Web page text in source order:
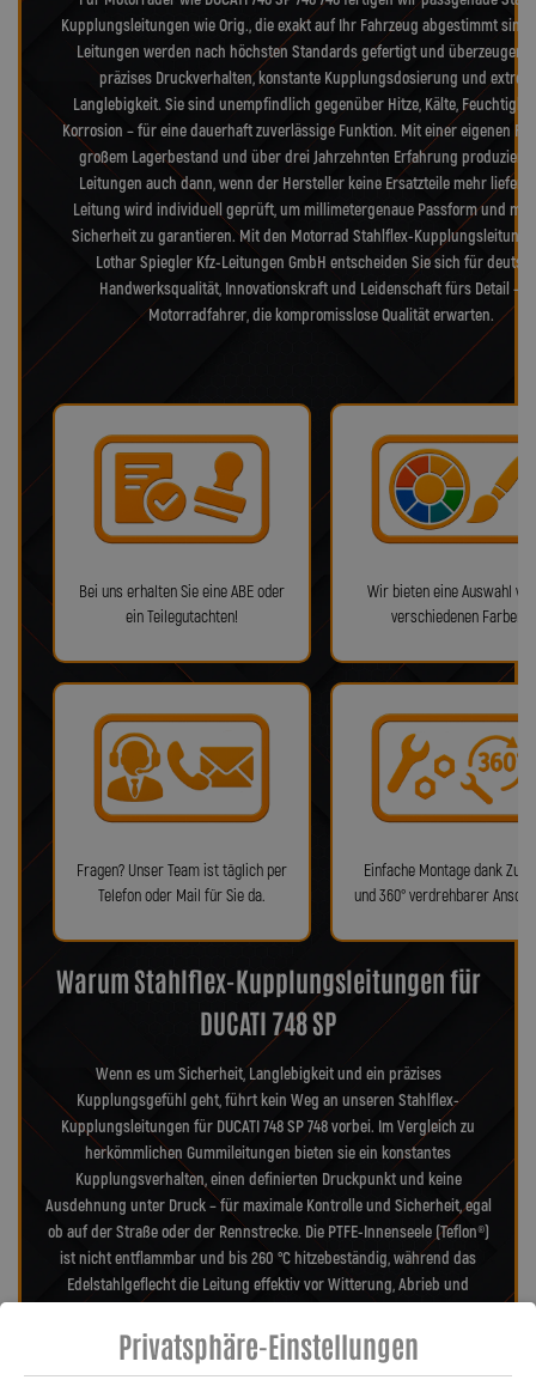
Kupplungsleitungen wie Orig., die exakt auf Ihr Fahrzeug abgestimmt sind.
Leitungen werden nach höchsten Standards gefertigt und überzeugen
präzises Druckverhalten, konstante Kupplungsdosierung und
Langlebigkeit. Sie sind unempfindlich gegenüber Hitze, Kälte,
Korrosion – für eine dauerhaft zuverlässige Funktion. Mit einer eigenen
großem Lagerbestand und über drei Jahrzehnten Erfahrung
Leitungen auch dann, wenn der Hersteller keine Ersatzteile mehr liefert.
Leitung wird individuell geprüft, um millimetergenaue Passform und
Sicherheit zu garantieren. Mit den Motorrad Stahlflex-
Lothar Spiegler Kfz-Leitungen GmbH entscheiden Sie sich für
Handwerksqualität, Innovationskraft und Leidenschaft fürs Detail –
Motorradfahrer, die kompromisslose Qualität erwarten.
Bei uns erhalten Sie eine ABE oder
ein Teilegutachten!
Wir bieten eine Auswahl
verschiedenen Farben!
Fragen? Unser Team ist täglich per
Telefon oder Mail für Sie da.
Einfache Montage dank
und 360° verdrehbarer
Warum Stahlflex-Kupplungsleitungen für
DUCATI 748 SP
Wenn es um Sicherheit, Langlebigkeit und ein präzises
Kupplungsgefühl geht, führt kein Weg an unseren Stahlflex-
Kupplungsleitungen für DUCATI 748 SP 748 vorbei. Im Vergleich zu
herkömmlichen Gummileitungen bieten sie ein konstantes
Kupplungsverhalten, einen definierten Druckpunkt und keine
Ausdehnung unter Druck – für maximale Kontrolle und Sicherheit, egal
ob auf der Straße oder der Rennstrecke. Die PTFE-Innenseele (Teflon®)
ist nicht entflammbar und bis 260 °C hitzebeständig, während das
Edelstahlgeflecht die Leitung effektiv vor Witterung, Abrieb und
wartungsfrei, widerstandsfähig gegen Marderbisse und behalten auch
nach Jahren ihre Zuverlässigkeit und Präzision – ein echter Vorteil
Privatsphäre-Einstellungen